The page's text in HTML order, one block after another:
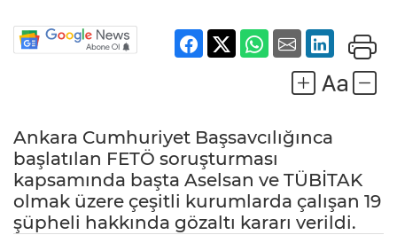
Ankara Cumhuriyet Başsavcılığınca
başlatılan FETÖ soruşturması
kapsamında başta Aselsan ve TÜBİTAK
olmak üzere çeşitli kurumlarda çalışan 19
şüpheli hakkında gözaltı kararı verildi.